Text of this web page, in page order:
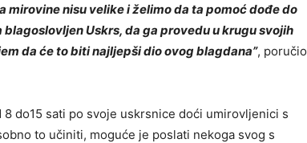
nisu velike i želimo da ta pomoć dođe do
Uskrs, da ga provedu u krugu svojih
da će to biti najljepši dio ovog blagdana”, poručio
do15 sati po svoje uskrsnice doći umirovljenici s
to učiniti, moguće je poslati nekoga svog s